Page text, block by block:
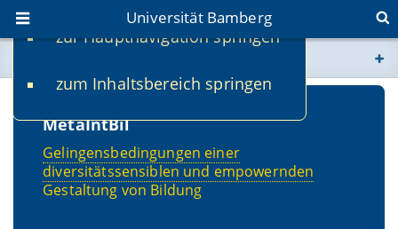
zur Hauptnavigation springen
zum Inhaltsbereich springen
Universität Bamberg
www.uni-bamberg.de
fis.uni-bamberg.de
MetaIntBil
Gelingensbedingungen einer
diversitätssensiblen und empowernden
Gestaltung von Bildung